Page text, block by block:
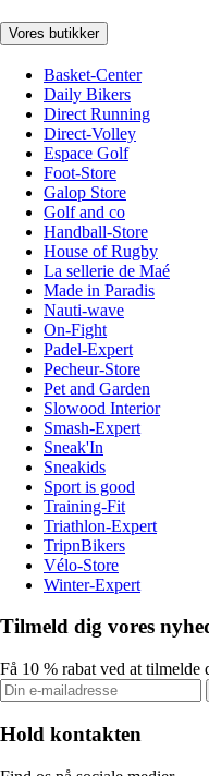
Vores butikker
Basket-Center
Daily Bikers
Direct Running
Direct-Volley
Espace Golf
Foot-Store
Galop Store
Golf and co
Handball-Store
House of Rugby
La sellerie de Maé
Made in Paradis
Nauti-wave
On-Fight
Padel-Expert
Pecheur-Store
Pet and Garden
Slowood Interior
Smash-Expert
Sneak'In
Sneakids
Sport is good
Training-Fit
Triathlon-Expert
TripnBikers
Vélo-Store
Winter-Expert
Tilmeld dig vores
Få 10 % rabat ved at tilmelde
Hold kontakten